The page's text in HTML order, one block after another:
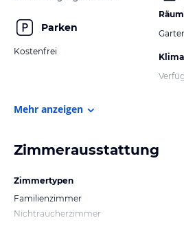
Parken
Kostenfrei
Mehr anzeigen
Zimmerausstattung
Zimmertypen
Familienzimmer
Nichtraucherzimmer